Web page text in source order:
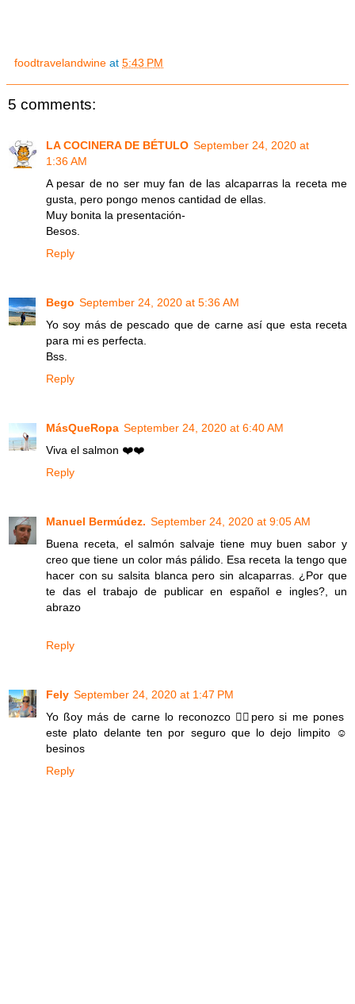
foodtravelandwine at 5:43 PM
5 comments:
LA COCINERA DE BÉTULO September 24, 2020 at
1:36 AM
A pesar de no ser muy fan de las alcaparras la receta me
gusta, pero pongo menos cantidad de ellas.
Muy bonita la presentación-
Besos.
Reply
Bego September 24, 2020 at 5:36 AM
Yo soy más de pescado que de carne así que esta receta
para mi es perfecta.
Bss.
Reply
MásQueRopa September 24, 2020 at 6:40 AM
Viva el salmon ❤️❤️
Reply
Manuel Bermúdez. September 24, 2020 at 9:05 AM
Buena receta, el salmón salvaje tiene muy buen sabor y
creo que tiene un color más pálido. Esa receta la tengo que
hacer con su salsita blanca pero sin alcaparras. ¿Por que
te das el trabajo de publicar en español e ingles?, un
abrazo
Reply
Fely September 24, 2020 at 1:47 PM
Yo ßoy más de carne lo reconozco 🤷‍♀️pero si me pones
este plato delante ten por seguro que lo dejo limpito ☺
besinos
Reply